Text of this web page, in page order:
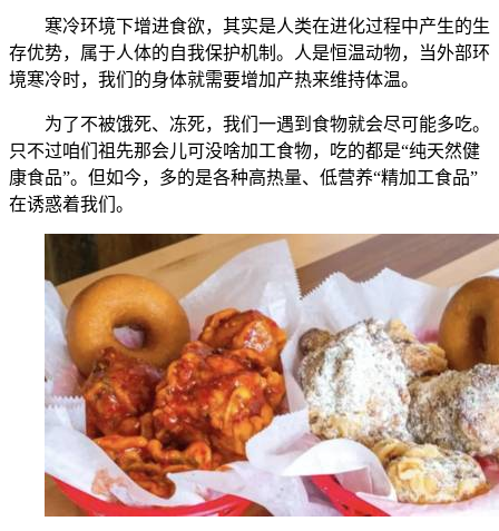
寒冷环境下增进食欲，其实是人类在进化过程中产生的生
存优势，属于人体的自我保护机制。人是恒温动物，当外部环
境寒冷时，我们的身体就需要增加产热来维持体温。
为了不被饿死、冻死，我们一遇到食物就会尽可能多吃。
只不过咱们祖先那会儿可没啥加工食物，吃的都是“纯天然健
康食品”。但如今，多的是各种高热量、低营养“精加工食品”
在诱惑着我们。